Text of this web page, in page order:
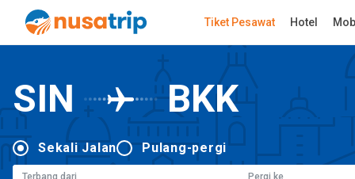
Tiket Pesawat Hotel
SIN BKK
Sekali Jalan Pulang-pergi
Terbang dari Pergi ke